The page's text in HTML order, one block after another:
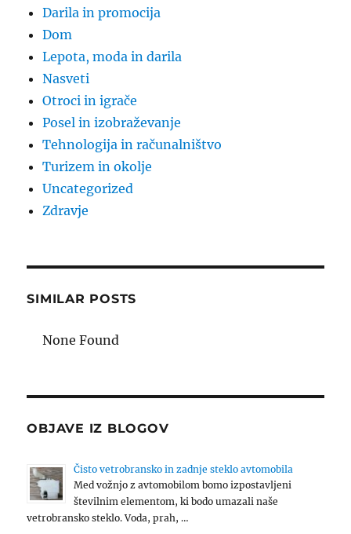
Darila in promocija
Dom
Lepota, moda in darila
Nasveti
Otroci in igrače
Posel in izobraževanje
Tehnologija in računalništvo
Turizem in okolje
Uncategorized
Zdravje
SIMILAR POSTS
None Found
OBJAVE IZ BLOGOV
Čisto vetrobransko in zadnje steklo avtomobila
Med vožnjo z avtomobilom bomo izpostavljeni
številnim elementom, ki bodo umazali naše
vetrobransko steklo. Voda, prah, …